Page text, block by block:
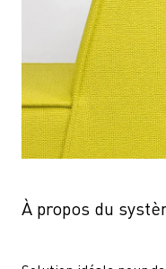
À propos du